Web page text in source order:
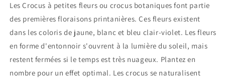
Les Crocus à petites fleurs ou crocus botaniques font partie
des premières floraisons printanières. Ces fleurs existent
dans les coloris de jaune, blanc et bleu clair-violet. Les fleurs
en forme d'entonnoir s'ouvrent à la lumière du soleil, mais
restent fermées si le temps est très nuageux. Plantez en
nombre pour un effet optimal. Les crocus se naturalisent